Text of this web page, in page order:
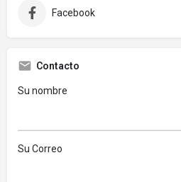
Facebook
Contacto
Su nombre
Su Correo